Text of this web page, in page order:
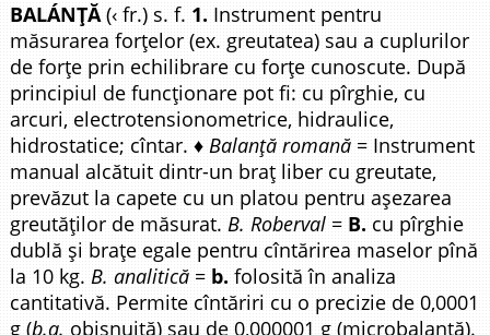
BALÁNȚĂ(‹ fr.) s. f. 1. Instrument pentru
măsurarea forțelor (ex. greutatea) sau a cuplurilor
de forțe prin echilibrare cu forțe cunoscute. După
principiul de funcționare pot fi: cu pîrghie, cu
arcuri, electrotensionometrice, hidraulice,
hidrostatice; cîntar. ♦Balanță romană = Instrument
manual alcătuit dintr-un braț liber cu greutate,
prevăzut la capete cu un platou pentru așezarea
greutăților de măsurat.B. Roberval = B. cu pîrghie
dublă și brațe egale pentru cîntărirea maselor pînă
la 10 kg.B. analitică = b. folosită în analiza
cantitativă. Permite cîntăriri cu o precizie de 0,0001
g (b.a. obișnuită) sau de 0,000001 g (microbalanță).